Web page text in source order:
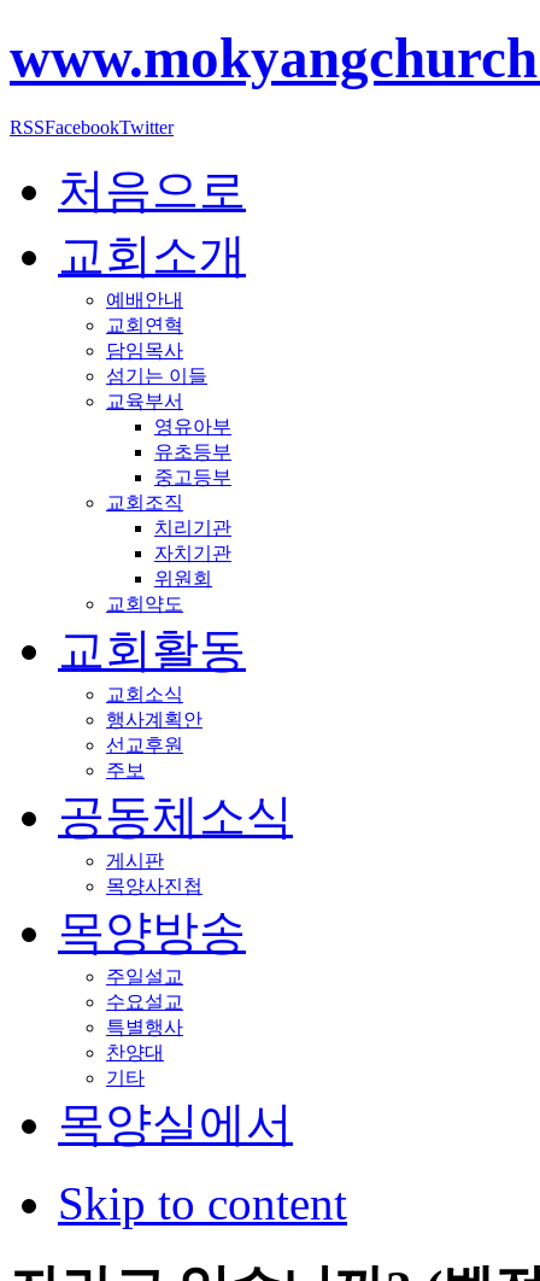
RSSFacebookTwitter
처음으로
교회소개
예배안내
교회연혁
담임목사
섬기는 이들
교육부서
영유아부
유초등부
중고등부
교회조직
치리기관
자치기관
위원회
교회약도
교회활동
교회소식
행사계획안
선교후원
주보
공동체소식
게시판
목양사진첩
목양방송
주일설교
수요설교
특별행사
찬양대
기타
목양실에서
Skip to content